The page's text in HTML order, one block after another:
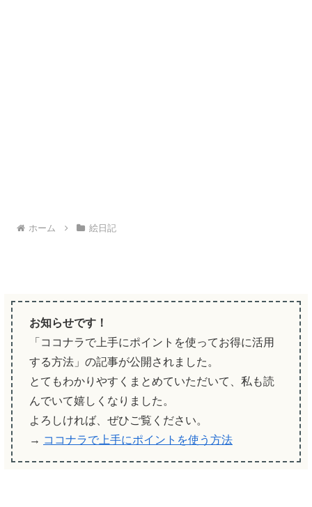
ホーム 絵日記
お知らせです！
「ココナラで上手にポイントを使ってお得に活用
する方法」の記事が公開されました。
とてもわかりやすくまとめていただいて、私も読
んでいて嬉しくなりました。
よろしければ、ぜひご覧ください。
→ ココナラで上手にポイントを使う方法